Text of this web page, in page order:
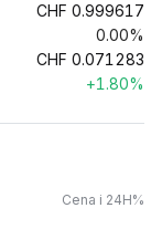
CHF 0.999617
0.00%
CHF 0.071283
+1.80%
Cena i 24H%